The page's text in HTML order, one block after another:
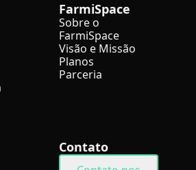
FarmiSpace
Sobre o
FarmiSpace
Visão e Missão
Planos
Parceria
Contato